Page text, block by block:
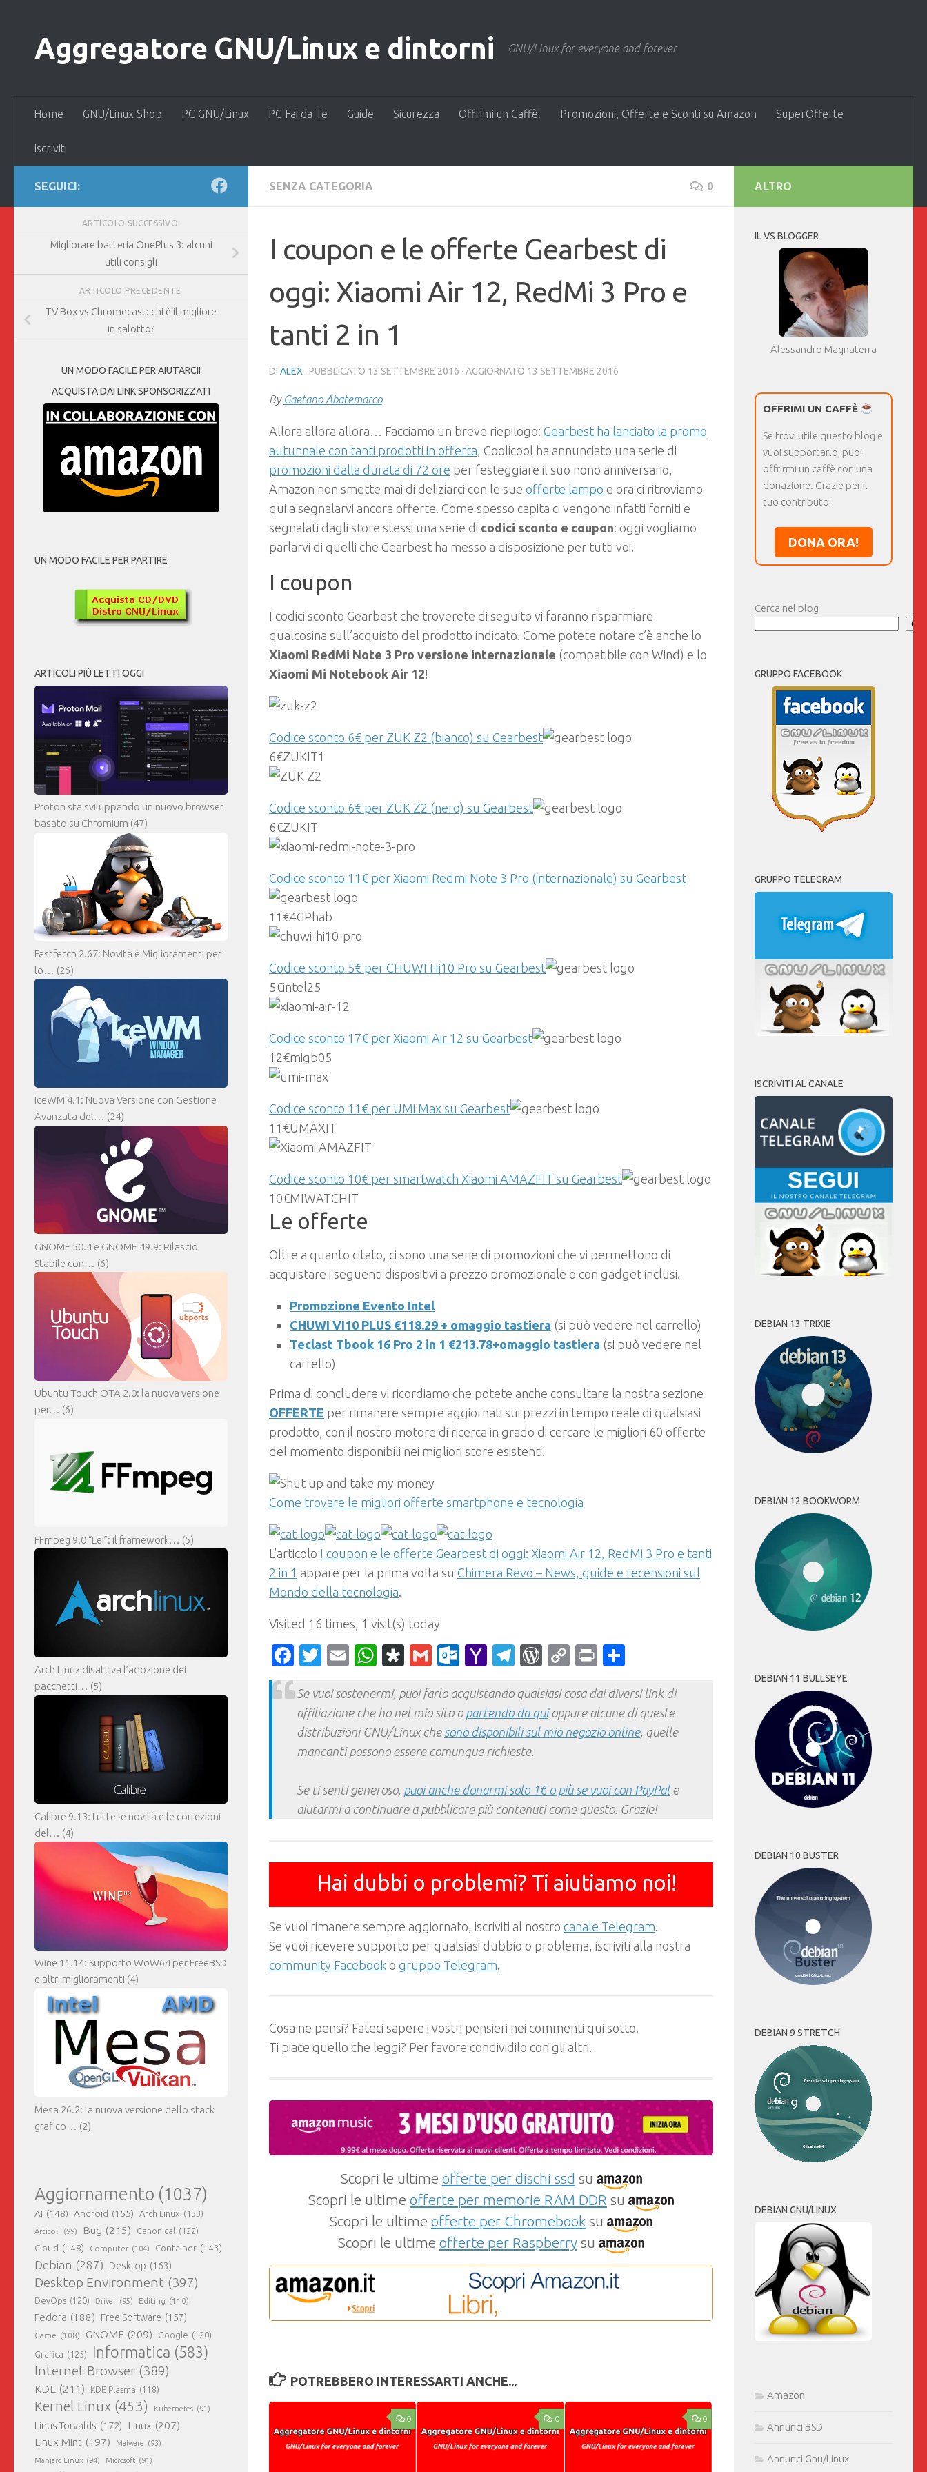
Aggregatore GNU/Linux e dintorni GNU/Linux for everyone and forever
Home GNU/Linux Shop PC GNU/Linux PC Fai da Te Guide Sicurezza Offrimi un Caffè! Promozioni, Offerte e Sconti su Amazon SuperOfferte
Iscriviti
SENZA CATEGORIA 0
I coupon e le offerte Gearbest di
oggi: Xiaomi Air 12, RedMi 3 Pro e
tanti 2 in 1
DI ALEX · PUBBLICATO 13 SETTEMBRE 2016 · AGGIORNATO 13 SETTEMBRE 2016
By Gaetano Abatemarco
Allora allora allora… Facciamo un breve riepilogo: Gearbest ha lanciato la promo
autunnale con tanti prodotti in offerta, Coolicool ha annunciato una serie di
promozioni dalla durata di 72 ore per festeggiare il suo nono anniversario,
Amazon non smette mai di deliziarci con le sue offerte lampo e ora ci ritroviamo
qui a segnalarvi ancora offerte. Come spesso capita ci vengono infatti forniti e
segnalati dagli store stessi una serie di codici sconto e coupon: oggi vogliamo
parlarvi di quelli che Gearbest ha messo a disposizione per tutti voi.
I coupon
I codici sconto Gearbest che troverete di seguito vi faranno risparmiare
qualcosina sull’acquisto del prodotto indicato. Come potete notare c’è anche lo
Xiaomi RedMi Note 3 Pro versione internazionale (compatibile con Wind) e lo
Xiaomi Mi Notebook Air 12!
Codice sconto 6€ per ZUK Z2 (bianco) su Gearbest
6€ZUKIT1
Codice sconto 6€ per ZUK Z2 (nero) su Gearbest
6€ZUKIT
Codice sconto 11€ per Xiaomi Redmi Note 3 Pro (internazionale) su Gearbest
11€4GPhab
Codice sconto 5€ per CHUWI Hi10 Pro su Gearbest
5€intel25
Codice sconto 17€ per Xiaomi Air 12 su Gearbest
12€migb05
Codice sconto 11€ per UMi Max su Gearbest
11€UMAXIT
Codice sconto 10€ per smartwatch Xiaomi AMAZFIT su Gearbest
10€MIWATCHIT
Le offerte
Oltre a quanto citato, ci sono una serie di promozioni che vi permettono di
acquistare i seguenti dispositivi a prezzo promozionale o con gadget inclusi.
Promozione Evento Intel
CHUWI VI10 PLUS €118.29 + omaggio tastiera (si può vedere nel carrello)
Teclast Tbook 16 Pro 2 in 1 €213.78+omaggio tastiera (si può vedere nel
carrello)
Prima di concludere vi ricordiamo che potete anche consultare la nostra sezione
OFFERTE per rimanere sempre aggiornati sui prezzi in tempo reale di qualsiasi
prodotto, con il nostro motore di ricerca in grado di cercare le migliori 60 offerte
del momento disponibili nei migliori store esistenti.
Come trovare le migliori offerte smartphone e tecnologia
L’articolo I coupon e le offerte Gearbest di oggi: Xiaomi Air 12, RedMi 3 Pro e tanti
2 in 1 appare per la prima volta su Chimera Revo – News, guide e recensioni sul
Mondo della tecnologia.
Visited 16 times, 1 visit(s) today
Facebook
Twitter
EmailWhatsApp
Diaspora
GmailOutlook.com
YahooTelegram
WordPress
CopyPrint
Se vuoi sostenermi, puoi farlo acquistando qualsiasi cosa dai diversi link di
affiliazione che ho nel mio sito o partendo da quioppure alcune di queste
distribuzioni GNU/Linux che sono disponibili sul mio negozio online, quelle
mancanti possono essere comunque richieste.
Se ti senti generoso, puoi anche donarmi solo 1€ o più se vuoi con PayPale
aiutarmi a continuare a pubblicare più contenuti come questo. Grazie!
Hai dubbi o problemi? Ti aiutiamo noi!
Se vuoi rimanere sempre aggiornato, iscriviti al nostro canale Telegram.
Se vuoi ricevere supporto per qualsiasi dubbio o problema, iscriviti alla nostra
community Facebook o gruppo Telegram.
Cosa ne pensi? Fateci sapere i vostri pensieri nei commenti qui sotto.
Ti piace quello che leggi? Per favore condividilo con gli altri.
Scopri le ultime offerte per dischi ssd su
Scopri le ultime offerte per memorie RAM DDR su
Scopri le ultime offerte per Chromebook su
Scopri le ultime offerte per Raspberry su
POTREBBERO INTERESSARTI ANCHE...
0 0 0
SEGUICI:
ARTICOLO SUCCESSIVO
Migliorare batteria OnePlus 3: alcuni
utili consigli
ARTICOLO PRECEDENTE
TV Box vs Chromecast: chi è il migliore
in salotto?
UN MODO FACILE PER AIUTARCI!
ACQUISTA DAI LINK SPONSORIZZATI
UN MODO FACILE PER PARTIRE
ARTICOLI PIÙ LETTI OGGI
Proton sta sviluppando un nuovo browser
basato su Chromium (47)
Fastfetch 2.67: Novità e Miglioramenti per
lo… (26)
IceWM 4.1: Nuova Versione con Gestione
Avanzata del… (24)
GNOME 50.4 e GNOME 49.9: Rilascio
Stabile con… (6)
Ubuntu Touch OTA 2.0: la nuova versione
per… (6)
FFmpeg 9.0 “Lei”: il framework… (5)
Arch Linux disattiva l’adozione dei
pacchetti… (5)
Calibre 9.13: tutte le novità e le correzioni
del… (4)
Wine 11.14: Supporto WoW64 per FreeBSD
e altri miglioramenti (4)
Mesa 26.2: la nuova versione dello stack
grafico… (2)
Aggiornamento (1037)
AI (148) Android (155) Arch Linux (133)
Articoli (99) Bug (215) Canonical (122)
Cloud (148) Computer (104) Container (143)
Debian (287) Desktop (163)
Desktop Environment (397)
DevOps (120) Driver (95) Editing (110)
Fedora (188) Free Software (157)
Game (108) GNOME (209) Google (120)
Grafica (125) Informatica (583)
Internet Browser (389)
KDE (211) KDE Plasma (118)
Kernel Linux (453) Kubernetes (91)
Linus Torvalds (172) Linux (207)
Linux Mint (197) Malware (93)
Manjaro Linux (94) Microsoft (91)
ALTRO
IL VS BLOGGER
Alessandro Magnaterra
OFFRIMI UN CAFFÈ
Se trovi utile questo blog e
vuoi supportarlo, puoi
offrirmi un caffè con una
donazione. Grazie per il
tuo contributo!
DONA ORA!
Cerca nel blog
GRUPPO FACEBOOK
GRUPPO TELEGRAM
ISCRIVITI AL CANALE
DEBIAN 13 TRIXIE
DEBIAN 12 BOOKWORM
DEBIAN 11 BULLSEYE
DEBIAN 10 BUSTER
DEBIAN 9 STRETCH
DEBIAN GNU/LINUX
Amazon
Annunci BSD
Annunci Gnu/Linux